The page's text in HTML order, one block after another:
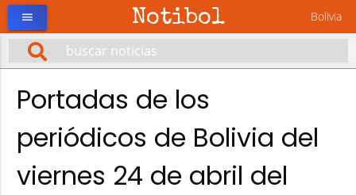
Notibol Bolivia
menu
Portadas de los
periódicos de Bolivia del
viernes 24 de abril del